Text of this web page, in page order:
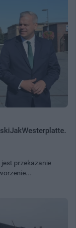
przekazanie